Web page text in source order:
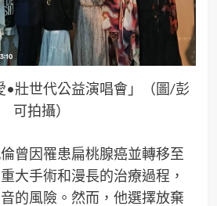
•壯世代公益演唱會」（圖/彭
可拍攝）
曾因罹患扁桃腺癌並轉移至
大手術和漫長的治療過程，
的風險。然而，他選擇放棄